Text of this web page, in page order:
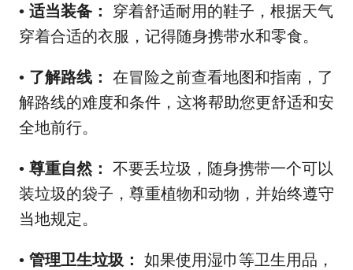
• 适当装备：
穿着舒适耐用的鞋子，根据天气
穿着合适的衣服，记得随身携带水和零食。
• 了解路线： 在冒险之前查看地图和指南，了
解路线的难度和条件，这将帮助您更舒适和安
全地前行。
• 尊重自然： 不要丢垃圾，随身携带一个可以
装垃圾的袋子，尊重植物和动物，并始终遵守
当地规定。
• 管理卫生垃圾： 如果使用湿巾等卫生用品，